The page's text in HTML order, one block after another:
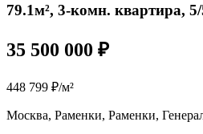
79.1м², 3-комн. квартира,
35 500 000 ₽
448 799 ₽/м²
Москва, Раменки, Раменки,